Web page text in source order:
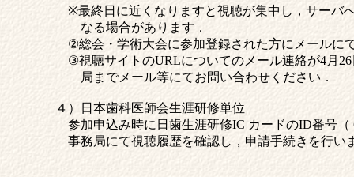
※最終日に近くなりますと視聴が集中し，サーバ
なる場合があります．
②総会・学術大会に参加登録された方にメールに
③視聴サイトのURLについてのメール連絡が4月
局までメール等にてお問い合わせください．
４）日本歯科医師会生涯研修単位
参加申込み時に日歯生涯研修IC カードのID番号（
事務局にて視聴履歴を確認し，申請手続きを行い